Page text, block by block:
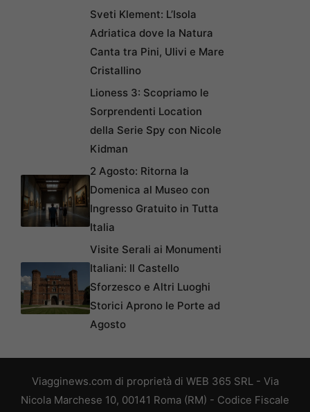
Sveti Klement: L’Isola
Adriatica dove la Natura
Canta tra Pini, Ulivi e Mare
Cristallino
Lioness 3: Scopriamo le
Sorprendenti Location
della Serie Spy con Nicole
Kidman
2 Agosto: Ritorna la
Domenica al Museo con
Ingresso Gratuito in Tutta
Italia
Visite Serali ai Monumenti
Italiani: Il Castello
Sforzesco e Altri Luoghi
Storici Aprono le Porte ad
Agosto
Viagginews.com di proprietà di WEB 365 SRL - Via
Nicola Marchese 10, 00141 Roma (RM) - Codice Fiscale